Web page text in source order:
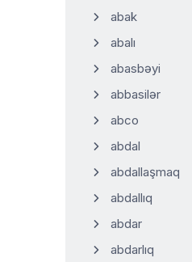
abak
abalı
abasbəyi
abbasilər
abco
abdal
abdallaşmaq
abdallıq
abdar
abdarlıq